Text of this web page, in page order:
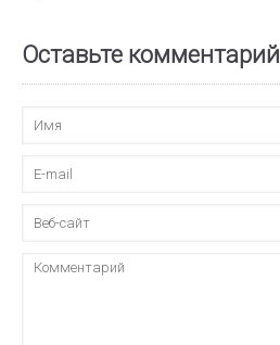
Оставьте комментарий